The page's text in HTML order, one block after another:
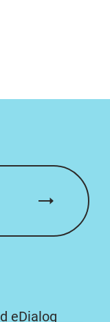
eDialog